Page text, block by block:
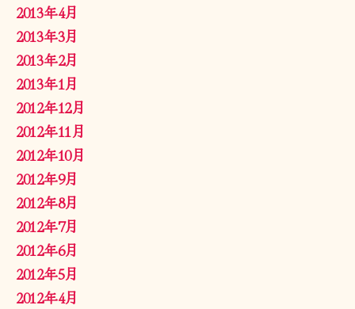
2013年4月
2013年3月
2013年2月
2013年1月
2012年12月
2012年11月
2012年10月
2012年9月
2012年8月
2012年7月
2012年6月
2012年5月
2012年4月